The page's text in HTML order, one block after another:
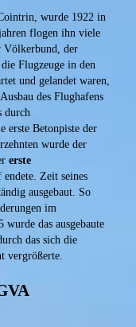
wurde 1922 in
flogen ihn viele
Völkerbund, der
Flugzeuge in den
und gelandet waren,
des Flughafens
durch
erste Betonpiste der
wurde der
erste
endete. Zeit seines
ausgebaut. So
im
das ausgebaute
das sich die
vergrößerte.